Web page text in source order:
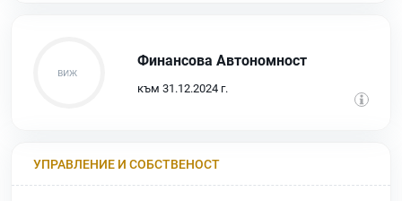
Финансова Автономност
към 31.12.2024 г.
УПРАВЛЕНИЕ И СОБСТВЕНОСТ